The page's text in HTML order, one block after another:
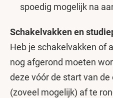
spoedig mogelijk na
Schakelvakken en
Heb je schakelvakken of
nog afgerond moeten
deze vóór de start van
(zoveel mogelijk) af te